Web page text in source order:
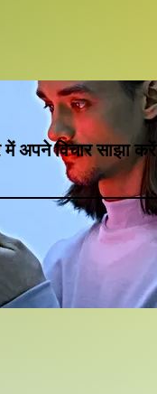
में अपने विचार साझा करें